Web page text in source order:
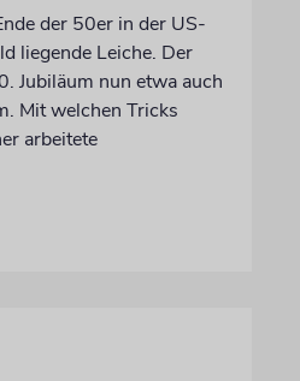
der 50er in der US-
liegende Leiche. Der
Jubiläum nun etwa auch
Mit welchen Tricks
arbeitete